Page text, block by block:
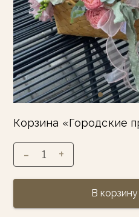
Корзина «Городские
- 1 +
В корзину